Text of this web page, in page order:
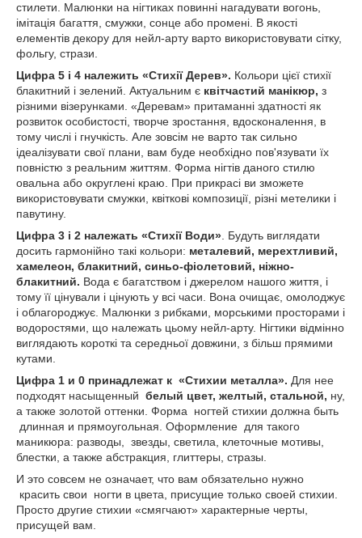
стилети. Малюнки на нігтиках повинні нагадувати вогонь,
імітація багаття, смужки, сонце або промені. В якості
елементів декору для нейл-арту варто використовувати сітку,
фольгу, стрази.
Цифра 5 і 4 належить «Стихії Дерев». Кольори цієї стихії
блакитний і зелений. Актуальним є квітчастий манікюр, з
різними візерунками. «Деревам» притаманні здатності як
розвиток особистості, творче зростання, вдосконалення, в
тому числі і гнучкість. Але зовсім не варто так сильно
ідеалізувати свої плани, вам буде необхідно пов'язувати їх
повністю з реальним життям. Форма нігтів даного стилю
овальна або округлені краю. При прикрасі ви зможете
використовувати смужки, квіткові композиції, різні метелики і
павутину.
Цифра 3 і 2 належать «Стихії Води» . Будуть виглядати
досить гармонійно такі кольори: металевий, мерехтливий,
хамелеон, блакитний, синьо-фіолетовий, ніжно-
блакитний. Вода є багатством і джерелом нашого життя, і
тому її цінували і цінують у всі часи. Вона очищає, омолоджує
і облагороджує. Малюнки з рибками, морськими просторами і
водоростями, що належать цьому нейл-арту. Нігтики відмінно
виглядають короткі та середньої довжини, з більш прямими
кутами.
Цифра 1 и 0 принадлежат к «Стихии металла». Для нее
подходят насыщенный белый цвет, желтый, стальной, ну,
а также золотой оттенки. Форма ногтей стихии должна быть
длинная и прямоугольная. Оформление для такого
маникюра: разводы, звезды, светила, клеточные мотивы,
блестки, а также абстракция, глиттеры, стразы.
И это совсем не означает, что вам обязательно нужно
красить свои ногти в цвета, присущие только своей стихии.
Просто другие стихии «смягчают» характерные черты,
присущей вам.